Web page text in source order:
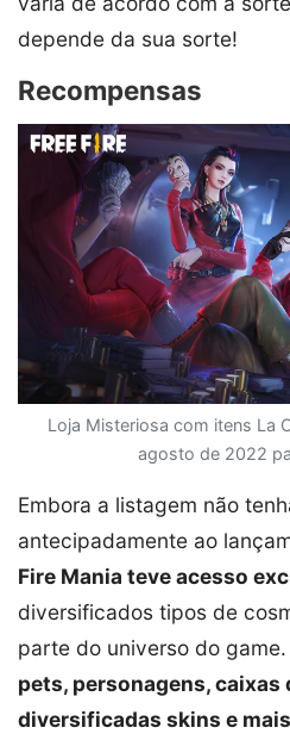
depende da sua sorte!
Recompensas
Loja Misteriosa com itens La
agosto de 2022
Embora a listagem não
antecipadamente ao
Fire Mania teve acesso
diversificados tipos de
parte do universo do
pets, personagens, caixas
diversificadas skins e mais